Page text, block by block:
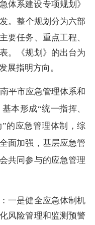
体系建设专项规划》
。整个规划分为六部
要任务、重点工程、
。《规划》的出台为
展指明方向。
平市应急管理体系和
基本形成“统一指挥、
的应急管理体制，综
面加强，基层应急管
共同参与的应急管理
是健全应急体制机
风险管理和监测预警